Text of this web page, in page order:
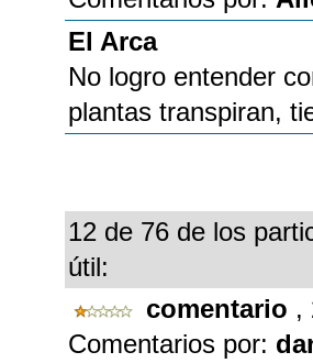
El Arca
No logro entender
plantas transpiran,
12 de 76 de los
útil:
comentario ,
Comentarios por: